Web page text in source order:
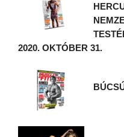
2020. OKTÓBER 31.